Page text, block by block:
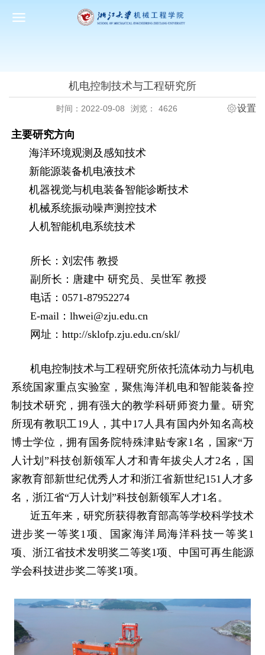
机电控制技术与工程研究所
时间：2022-09-08 浏览： 4626 设置
主要研究方向
海洋环境观测及感知技术
新能源装备机电液技术
机器视觉与机电装备智能诊断技术
机械系统振动噪声测控技术
人机智能机电系统技术
所长：刘宏伟 教授
副所长：唐建中 研究员、吴世军 教授
电话： 0571-87952274
E-mail： lhwei@zju.edu.cn
网址： http://sklofp.zju.edu.cn/skl/
机电控制技术与工程研究所依托流体动力与机电
系统国家重点实验室，聚焦海洋机电和智能装备控
制技术研究，拥有强大的教学科研师资力量。研究
所现有教职工19人，其中17 人具有国内外知名高校
博士学位，拥有国务院特殊津贴专家1名，国家“万
人计划”科技创新领军人才和青年拔尖人才2名，国
家教育部新世纪优秀人才和浙江省新世纪151 人才多
名，浙江省“万人计划”科技创新领军人才1名。
近五年来，研究所获得教育部高等学校科学技术
进步奖一等奖1项、国家海洋局海洋科技一等奖1
项、浙江省技术发明奖二等奖1项、中国可再生能源
学会科技进步奖二等奖1项。